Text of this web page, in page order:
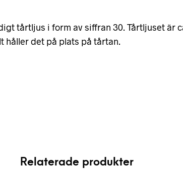
tårtljus i form av siffran 30. Tårtljuset är
håller det på plats på tårtan.
Relaterade produkter